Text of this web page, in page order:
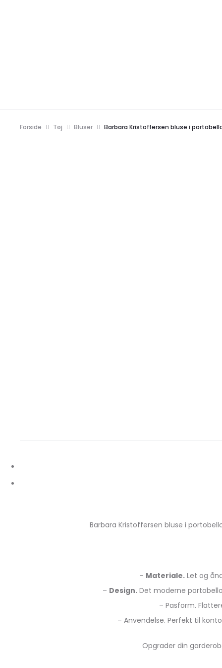
Forside Tøj Bluser Barbara Kristoffersen bluse i
Barbara Kristoffersen bluse i
– Materiale. Let og
– Design. Det moderne
– Pasform.
– Anvendelse. Perfekt til
Opgrader din